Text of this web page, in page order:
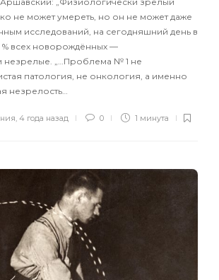
не может умереть, но он не может даже
исследований, на сегодняшний день в
всех новорождённых —
незрелые. „…Проблема № 1 не
патология, не онкология, а именно
незрелость…
4 года назад 0 1 минута